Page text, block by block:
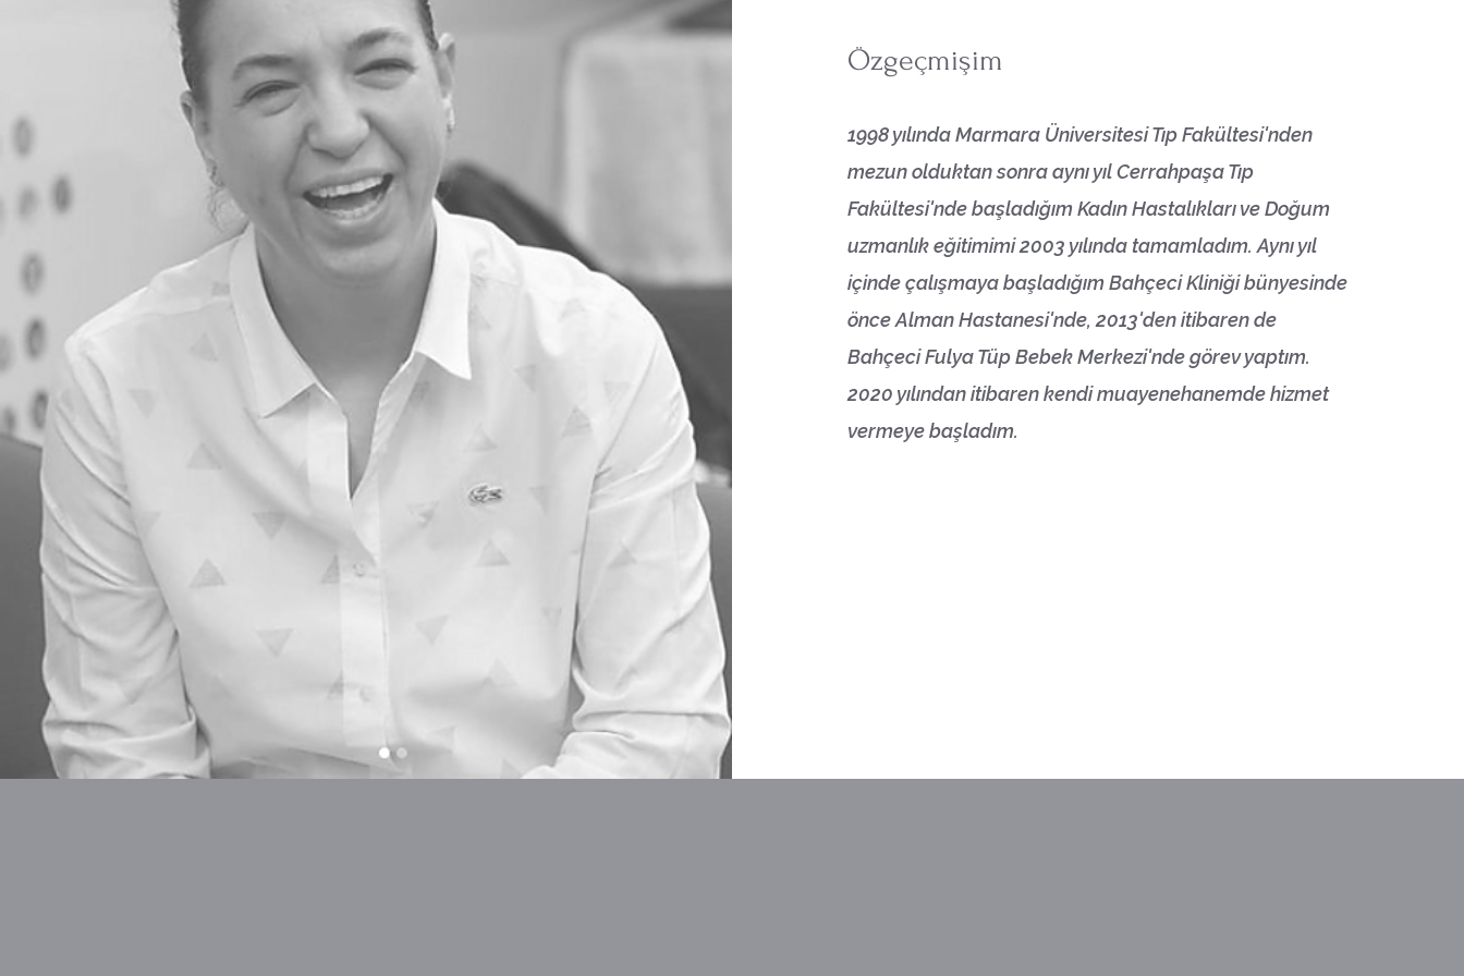
Özgeçmişim
1998 yılında Marmara Üniversitesi Tıp Fakültesi'nden
mezun olduktan sonra aynı yıl Cerrahpaşa Tıp
Fakültesi'nde başladığım Kadın Hastalıkları ve Doğum
uzmanlık eğitimimi 2003 yılında tamamladım. Aynı yıl
içinde çalışmaya başladığım Bahçeci Kliniği bünyesinde
önce Alman Hastanesi'nde, 2013'den itibaren de
Bahçeci Fulya Tüp Bebek Merkezi'nde görev yaptım.
2020 yılından itibaren kendi muayenehanemde hizmet
vermeye başladım.